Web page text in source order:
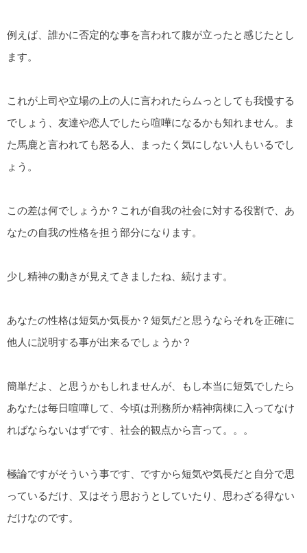
例えば、誰かに否定的な事を言われて腹が立ったと感じたとし
ます。
これが上司や立場の上の人に言われたらムっとしても我慢する
でしょう、友達や恋人でしたら喧嘩になるかも知れません。ま
た馬鹿と言われても怒る人、まったく気にしない人もいるでし
ょう。
この差は何でしょうか？これが自我の社会に対する役割で、あ
なたの自我の性格を担う部分になります。
少し精神の動きが見えてきましたね、続けます。
あなたの性格は短気か気長か？短気だと思うならそれを正確に
他人に説明する事が出来るでしょうか？
簡単だよ、と思うかもしれませんが、もし本当に短気でしたら
あなたは毎日喧嘩して、今頃は刑務所か精神病棟に入ってなけ
ればならないはずです、社会的観点から言って。。。
極論ですがそういう事です、ですから短気や気長だと自分で思
っているだけ、又はそう思おうとしていたり、思わざる得ない
だけなのです。